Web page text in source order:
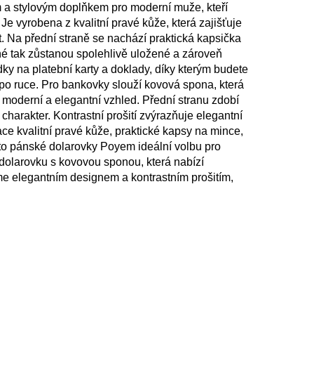
stylovým doplňkem pro moderní muže, kteří
vyrobena z kvalitní pravé kůže, která zajišťuje
přední straně se nachází praktická kapsička
tak zůstanou spolehlivě uložené a zároveň
na platební karty a doklady, díky kterým budete
ruce. Pro bankovky slouží kovová spona, která
a elegantní vzhled. Přední stranu zdobí
Kontrastní prošití zvýrazňuje elegantní
kvalitní pravé kůže, praktické kapsy na mince,
pánské dolarovky Poyem ideální volbu pro
s kovovou sponou, která nabízí
elegantním designem a kontrastním prošitím,